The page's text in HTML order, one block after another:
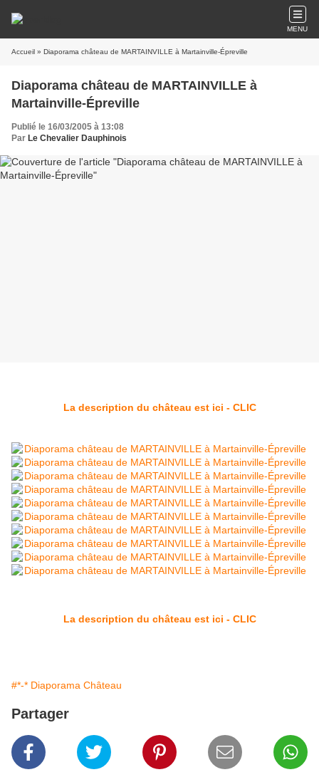
MENU
Accueil » Diaporama château de MARTAINVILLE à Martainville-Épreville
Diaporama château de MARTAINVILLE à
Martainville-Épreville
Publié le 16/03/2005 à 13:08
Par Le Chevalier Dauphinois
La description du château est ici - CLIC
La description du château est ici - CLIC
#*-* Diaporama Château
Partager